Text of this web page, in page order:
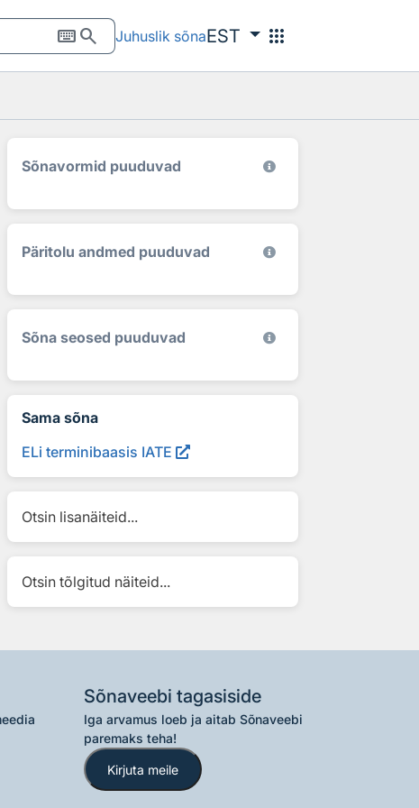
keyboardsearch Juhuslik sõnaEST apps
Sõnavormid puuduvad
Päritolu andmed puuduvad
Sõna seosed puuduvad
Sama sõna
ELi terminibaasis IATE
Otsin lisanäiteid...
Otsin tõlgitud näiteid...
Sõnaveebi tagasiside
Iga arvamus loeb ja aitab Sõnaveebi
paremaks teha!
Kirjuta meile